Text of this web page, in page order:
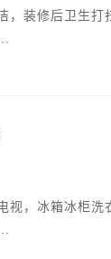
，装修后卫生
视，冰箱冰柜